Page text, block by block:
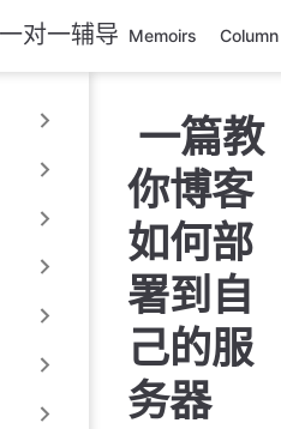
对一辅导 Memoirs Column
一篇教
你博客
如何部
署到自
己的服
务器